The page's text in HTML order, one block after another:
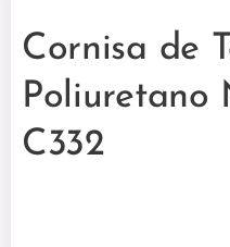
Cornisa de
Poliuretano
C332